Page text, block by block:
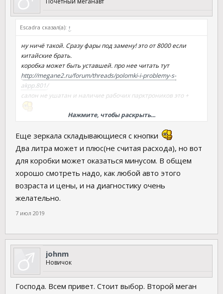
Escadra сказал(а): ↑
ну ничё такой. Сразу фары под замену! это от 8000 если
китайские брать.
коробка может быть уставшей. про нее читать тут
http://megane2.ru/forum/threads/polomki-i-problemy-s-
akpp.801/
салон не ушатан и наличие рабочих парктроников это +
а остальное смотреть лично надо. я бы точно позвонил
Нажмите, чтобы раскрыть...
Еще зеркала складывающиеся с кнопки
Два литра может и плюс(не считая расхода), но вот
для коробки может оказаться минусом. В общем
хорошо смотреть надо, как любой авто этого
возраста и цены, и на диагностику очень
желательно.
7 июл 2019
johnm
Новичок
Господа. Всем привет. Стоит выбор. Второй меган